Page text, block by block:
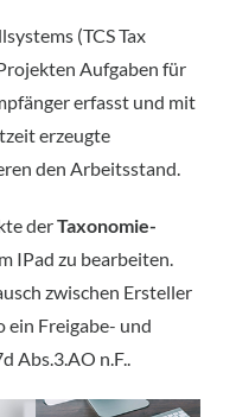
(TCS Tax
Aufgaben für
erfasst und mit
erzeugte
den Arbeitsstand.
derTaxonomie-
IPad zu bearbeiten.
zwischen Ersteller
ein Freigabe- und
Abs.3.AO n.F..